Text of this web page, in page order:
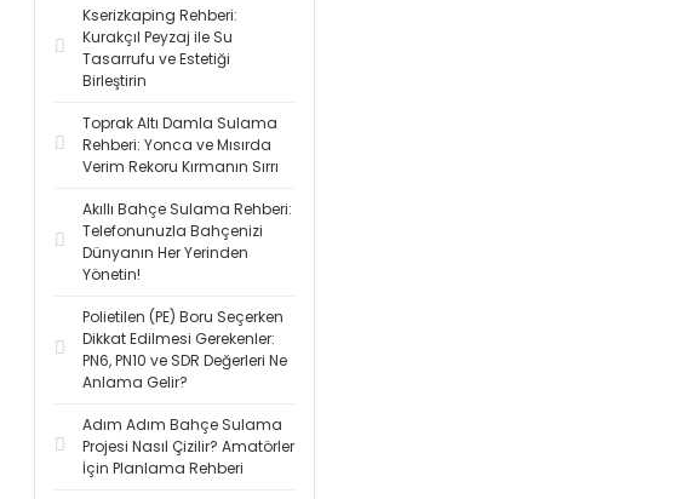
Kserizkaping Rehberi:
Kurakçıl Peyzaj ile Su
Tasarrufu ve Estetiği
Birleştirin
Toprak Altı Damla Sulama
Rehberi: Yonca ve Mısırda
Verim Rekoru Kırmanın Sırrı
Akıllı Bahçe Sulama Rehberi:
Telefonunuzla Bahçenizi
Dünyanın Her Yerinden
Yönetin!
Polietilen (PE) Boru Seçerken
Dikkat Edilmesi Gerekenler:
PN6, PN10 ve SDR Değerleri Ne
Anlama Gelir?
Adım Adım Bahçe Sulama
Projesi Nasıl Çizilir? Amatörler
İçin Planlama Rehberi